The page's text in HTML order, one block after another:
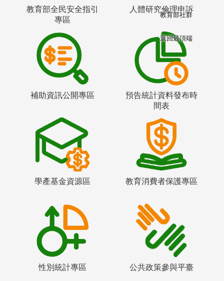
教育部全民安全指引
專區
人體研究倫理申訴
補助資訊公開專區
預告統計資料發布時
間表
學產基金資源區 教育消費者保護專區
性別統計專區 公共政策參與平臺
教育部社群
返回最頂端